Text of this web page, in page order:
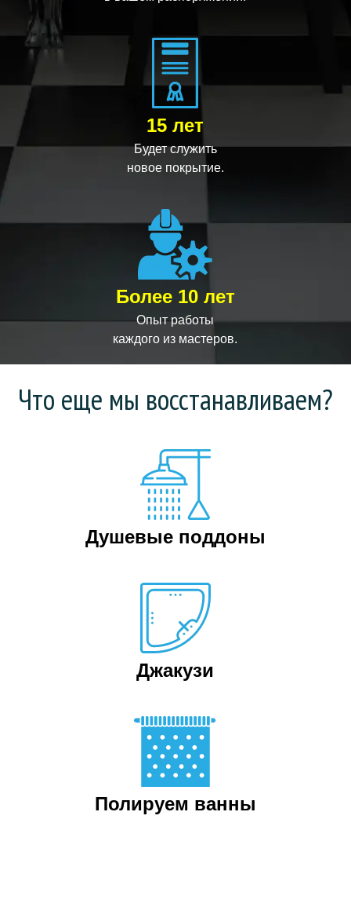
15 лет
Будет служить
новое покрытие.
Более 10 лет
Опыт работы
каждого из мастеров.
Что еще мы восстанавливаем?
Душевые поддоны
Джакузи
Полируем ванны